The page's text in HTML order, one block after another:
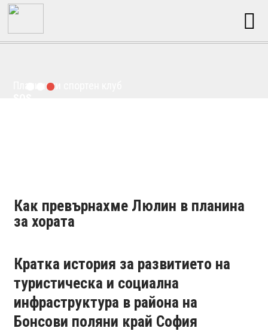
Планински спортен клуб
Как превърнахме Люлин в планина
за хората
Кратка история за развитието на
туристическа и социална
инфраструктура в района на
Бонсови поляни край София